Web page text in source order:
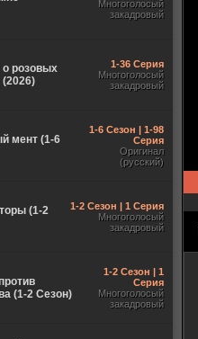
Многоголосый
закадровый
о розовых
(2026)
1-36 Серия
Многоголосый
закадровый
мент (1-6
1-6 Сезон | 1-98
Серия
Оригинал
(русский)
(1-2
1-2 Сезон | 1 Серия
Многоголосый
закадровый
(1-2 Сезон)
1-2 Сезон | 1
Серия
Многоголосый
закадровый